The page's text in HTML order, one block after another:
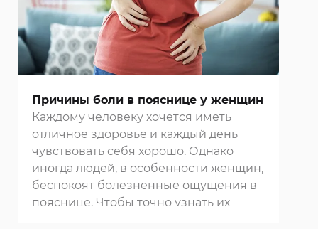
старения. Пройти курс массажей
разного типа вы можете в нашем
центре восточной медицины
Причины боли в пояснице у женщин
Каждому человеку хочется иметь
отличное здоровье и каждый день
чувствовать себя хорошо. Однако
иногда людей, в особенности женщин,
беспокоят болезненные ощущения в
пояснице. Чтобы точно узнать их